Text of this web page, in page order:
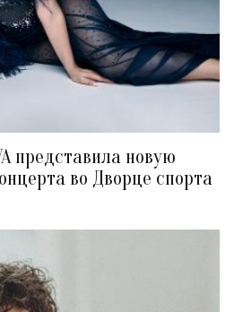
представила новую
во Дворце спорта